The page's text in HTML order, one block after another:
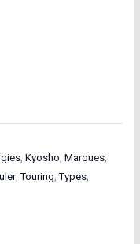
,Kyosho ,Marques
,Touring ,Types